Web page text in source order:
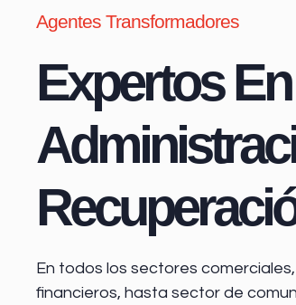
Agentes Transformadores
Expertos En
En todos los sectores
financieros, hasta sector de